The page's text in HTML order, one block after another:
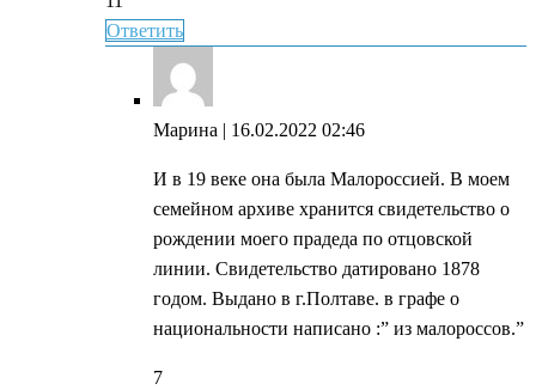
Ответить
Марина | 16.02.2022 02:46
И в 19 веке она была Малороссией. В моем
семейном архиве хранится свидетельство о
рождении моего прадеда по отцовской
линии. Свидетельство датировано 1878
годом. Выдано в г.Полтаве. в графе о
национальности написано :” из малороссов.”
7